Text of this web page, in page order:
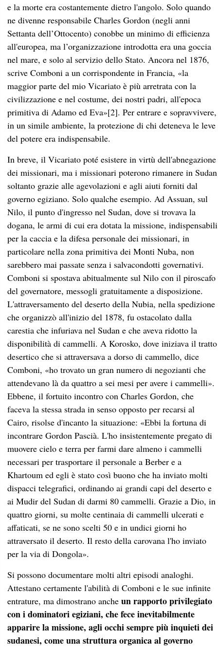
e la morte era costantemente dietro l'angolo. Solo quando
ne divenne responsabile Charles Gordon (negli anni
Settanta dell’Ottocento) conobbe un minimo di efficienza
all'europea, ma l’organizzazione introdotta era una goccia
nel mare, e solo al servizio dello Stato. Ancora nel 1876,
scrive Comboni a un corrispondente in Francia, «la
maggior parte del mio Vicariato è più arretrata con la
civilizzazione e nel costume, dei nostri padri, all'epoca
primitiva di Adamo ed Eva»[2]. Per entrare e sopravvivere,
in un simile ambiente, la protezione di chi deteneva le leve
del potere era indispensabile.
In breve, il Vicariato poté esistere in virtù dell'abnegazione
dei missionari, ma i missionari poterono rimanere in Sudan
soltanto grazie alle agevolazioni e agli aiuti forniti dal
governo egiziano. Solo qualche esempio. Ad Assuan, sul
Nilo, il punto d'ingresso nel Sudan, dove si trovava la
dogana, le armi di cui era dotata la missione, indispensabili
per la caccia e la difesa personale dei missionari, in
particolare nella zona primitiva dei Monti Nuba, non
sarebbero mai passate senza i salvacondotti governativi.
Comboni si spostava abitualmente sul Nilo con il piroscafo
del governatore, messogli gratuitamente a disposizione.
L'attraversamento del deserto della Nubia, nella spedizione
che organizzò all'inizio del 1878, fu ostacolato dalla
carestia che infuriava nel Sudan e che aveva ridotto la
disponibilità di cammelli. A Korosko, dove iniziava il tratto
desertico che si attraversava a dorso di cammello, dice
Comboni, «ho trovato un gran numero di negozianti che
attendevano là da quattro a sei mesi per avere i cammelli».
Ebbene, il fortuito incontro con Charles Gordon, che
faceva la stessa strada in senso opposto per recarsi al
Cairo, risolse d'incanto la situazione: «Ebbi la fortuna di
incontrare Gordon Pascià. L'ho insistentemente pregato di
muovere cielo e terra per farmi dare almeno i cammelli
necessari per trasportare il personale a Berber e a
Khartoum ed egli è stato così buono che ha inviato molti
dispacci telegrafici, ordinando ai grandi capi del deserto e
ai Mudir del Sudan di darmi 80 cammelli. Grazie a Dio, in
quattro giorni, su molte centinaia di cammelli ulcerati e
affaticati, se ne sono scelti 50 e in undici giorni ho
attraversato il deserto. Il resto della carovana l'ho inviato
per la via di Dongola».
Si possono documentare molti altri episodi analoghi.
Attestano certamente l'abilità di Comboni e le sue infinite
entrature, ma dimostrano anche un rapporto privilegiato
con i dominatori egiziani, che fece inevitabilmente
apparire la missione, agli occhi sempre più inquieti dei
sudanesi, come una struttura organica al governo